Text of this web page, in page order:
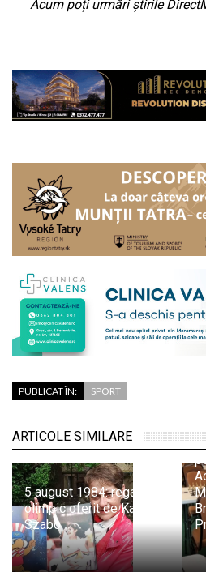
Acum poți urmări știrile
PUBLICAT ÎN: SPORT
ARTICOLE SIMILARE
5 august 1984: regalul
olimpic oferit de Kati
Szabo